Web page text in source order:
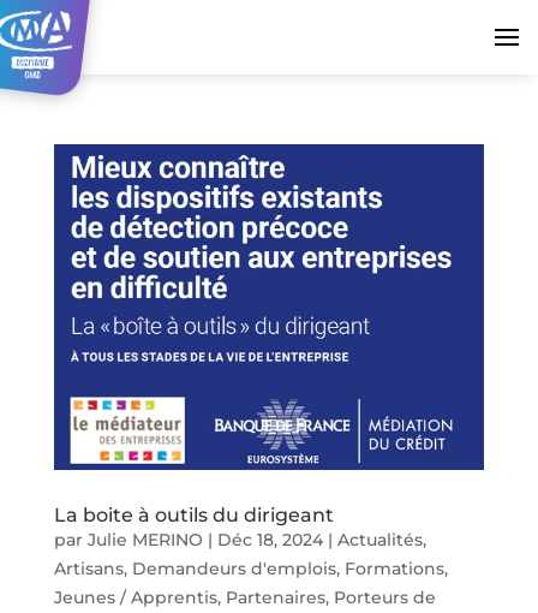
La boite à outils du dirigeant
par Julie MERINO | Déc 18, 2024| Actualités,
Artisans, Demandeurs d'emplois, Formations,
Jeunes / Apprentis, Partenaires, Porteurs de